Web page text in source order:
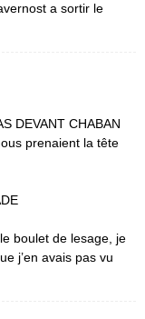
a sortir le
DEVANT CHABAN
prenaient la tête
boulet de lesage, je
j’en avais pas vu